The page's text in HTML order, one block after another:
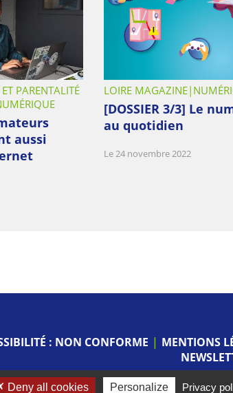
PARENTALITÉ
aussi
LOIRE MAGAZINE
[DOSSIER 3/3] Le
au quotidien
Le 24 novembre 2022
: NON CONFORME MENTIONS
Deny all cookies Personalize Privacy